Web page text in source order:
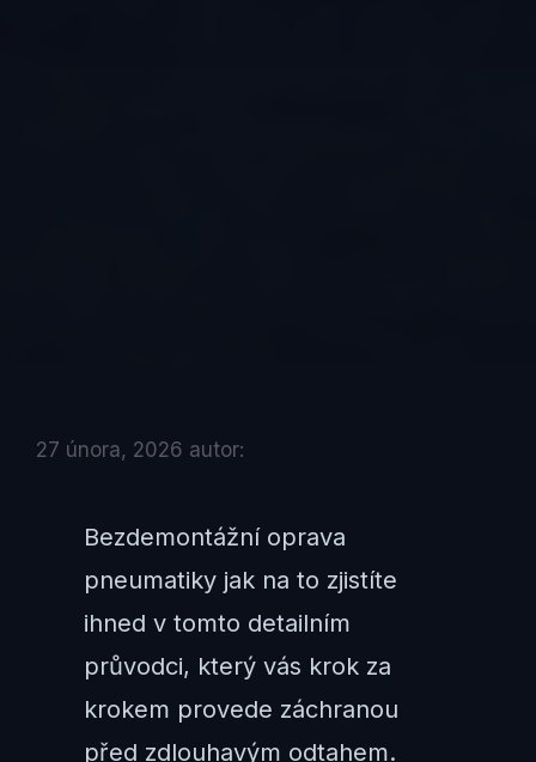
27 února, 2026 autor:
Bezdemontážní oprava
pneumatiky jak na to zjistíte
ihned v tomto detailním
průvodci, který vás krok za
krokem provede záchranou
před zdlouhavým odtahem.